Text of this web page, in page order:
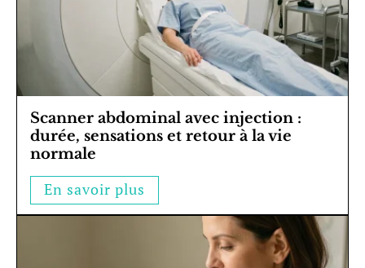
Scanner abdominal avec injection :
durée, sensations et retour à la vie
normale
En savoir plus